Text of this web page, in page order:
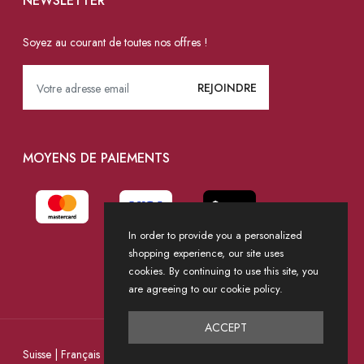
Soyez au courant de toutes nos offres !
MOYENS DE PAIEMENTS
In order to provide you a personalized
shopping experience, our site uses
cookies. By continuing to use this site, you
are agreeing to our cookie policy.
ACCEPT